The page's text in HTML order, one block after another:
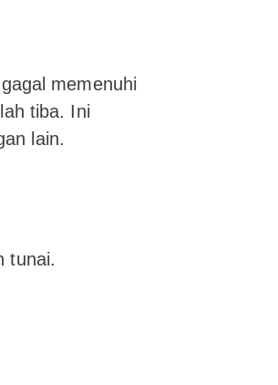
memenuhi
tiba. Ini
lain.
tunai.